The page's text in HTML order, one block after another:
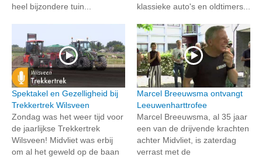
heel bijzondere tuin...
klassieke auto's en oldtimers...
Spektakel en Gezelligheid bij
Trekkertrek Wilsveen
Zondag was het weer tijd voor
de jaarlijkse Trekkertrek
Wilsveen! Midvliet was erbij
om al het geweld op de baan
Marcel Breeuwsma ontvangt
Leeuwenharttrofee
Marcel Breeuwsma, al 35 jaar
een van de drijvende krachten
achter Midvliet, is zaterdag
verrast met de